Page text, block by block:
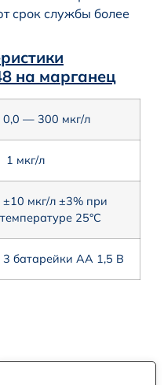
срок службы более
на марганец
0,0 — 300 мкг/л
1 мкг/л
±10 мкг/л ±3% при
температуре 25°C
3 батарейки АА 1,5 В